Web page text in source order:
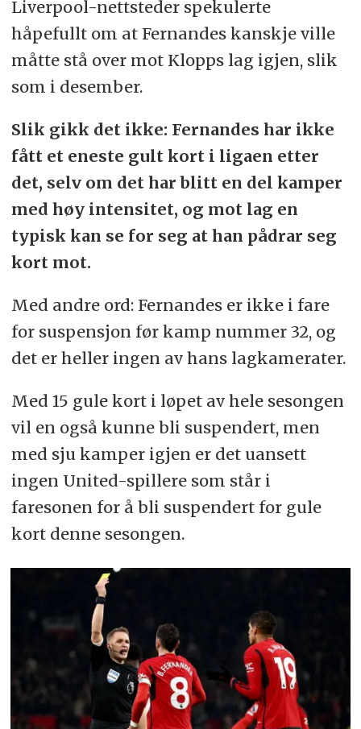
Liverpool-nettsteder spekulerte
håpefullt om at Fernandes kanskje ville
måtte stå over mot Klopps lag igjen, slik
som i desember.
Slik gikk det ikke: Fernandes har ikke
fått et eneste gult kort i ligaen etter
det, selv om det har blitt en del kamper
med høy intensitet, og mot lag en
typisk kan se for seg at han pådrar seg
kort mot.
Med andre ord: Fernandes er ikke i fare
for suspensjon før kamp nummer 32, og
det er heller ingen av hans lagkamerater.
Med 15 gule kort i løpet av hele sesongen
vil en også kunne bli suspendert, men
med sju kamper igjen er det uansett
ingen United-spillere som står i
faresonen for å bli suspendert for gule
kort denne sesongen.